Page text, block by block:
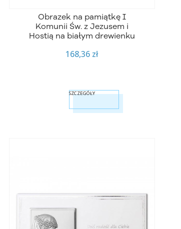
Obrazek na pamiątkę I
Komunii Św. z Jezusem i
Hostią na białym drewienku
168,36 zł
SZCZEGÓŁY